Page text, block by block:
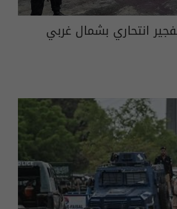
انتحاري بشمال غربي